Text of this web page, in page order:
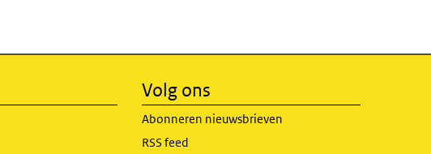
Volg ons
Abonneren nieuwsbrieven
RSS feed